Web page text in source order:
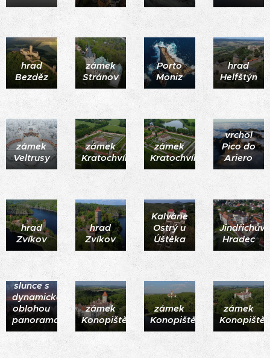
hrad
Bezděz
zámek
Stránov
Porto
Moniz
hrad
Helfštýn
zámek
Veltrusy
zámek
Kratochvíle
zámek
Kratochvíle
vrchol
Pico do
Ariero
hrad
Zvíkov
hrad
Zvíkov
Kalvárie
Ostrý u
Úštěka
Jindřichův
Hradec
Mělník
při
východu
slunce s
dynamickou
oblohou
panorama
zámek
Konopiště
zámek
Konopiště
zámek
Konopiště